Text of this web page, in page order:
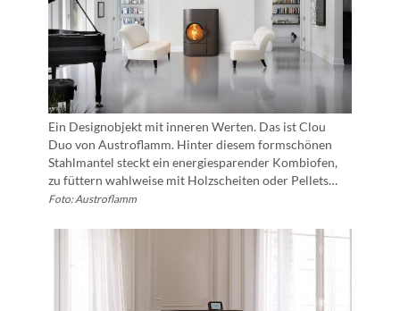
Ein Designobjekt mit inneren Werten. Das ist Clou
Duo von Austroflamm. Hinter diesem formschönen
Stahlmantel steckt ein energiesparender Kombiofen,
zu füttern wahlweise mit Holzscheiten oder Pellets…
Foto: Austroflamm